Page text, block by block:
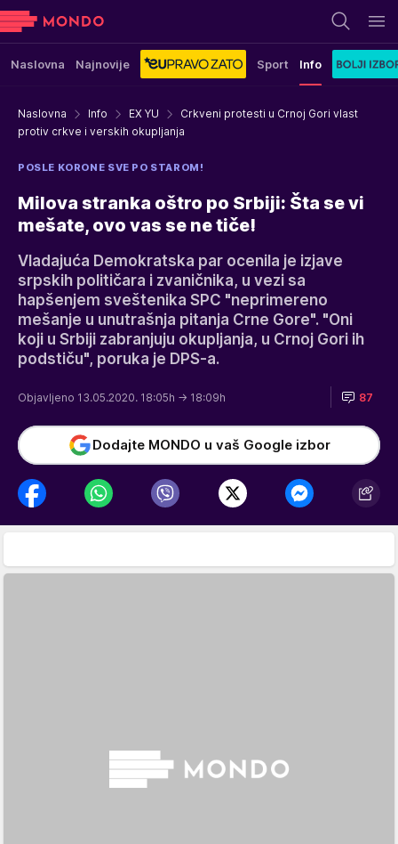
Naslovna Najnovije Sport Info
Naslovna Info EX YU
Crkveni protesti u Crnoj Gori vlast
protiv crkve i verskih okupljanja
POSLE KORONE SVE PO STAROM!
Milova stranka oštro po Srbiji: Šta se vi
mešate, ovo vas se ne tiče!
Vladajuća Demokratska par ocenila je izjave
srpskih političara i zvaničnika, u vezi sa
hapšenjem sveštenika SPC "neprimereno
mešanje u unutrašnja pitanja Crne Gore". "Oni
koji u Srbiji zabranjuju okupljanja, u Crnoj Gori ih
podstiču", poruka je DPS-a.
Objavljeno 13.05.2020. 18:05h → 18:09h 87
Dodajte MONDO u vaš Google izbor